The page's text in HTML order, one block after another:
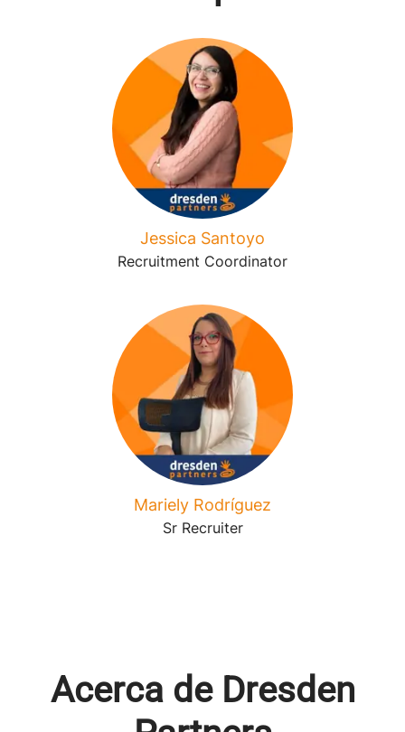
Jessica Santoyo
Recruitment Coordinator
Mariely Rodríguez
Sr Recruiter
Acerca de Dresden